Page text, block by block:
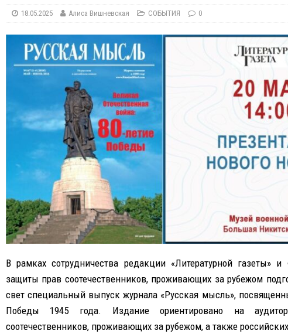
18.05.2025 Алиса Вишневская СОБЫТИЯ 0
В рамках сотрудничества редакции «Литературной газеты»
защиты прав соотечественников, проживающих за рубежом
свет специальный выпуск журнала «Русская мысль»,
Победы 1945 года. Издание ориентировано на
соотечественников, проживающих за рубежом, а также